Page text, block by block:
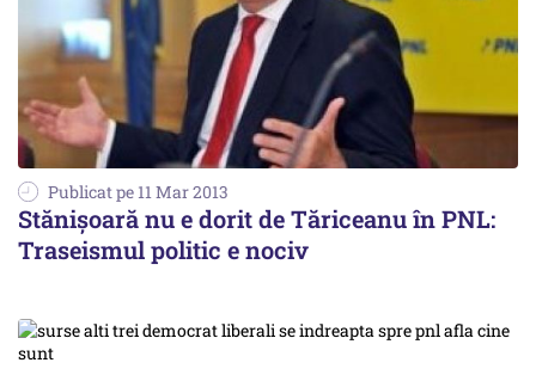
Publicat pe 11 Mar 2013
Stănișoară nu e dorit de Tăriceanu în PNL:
Traseismul politic e nociv